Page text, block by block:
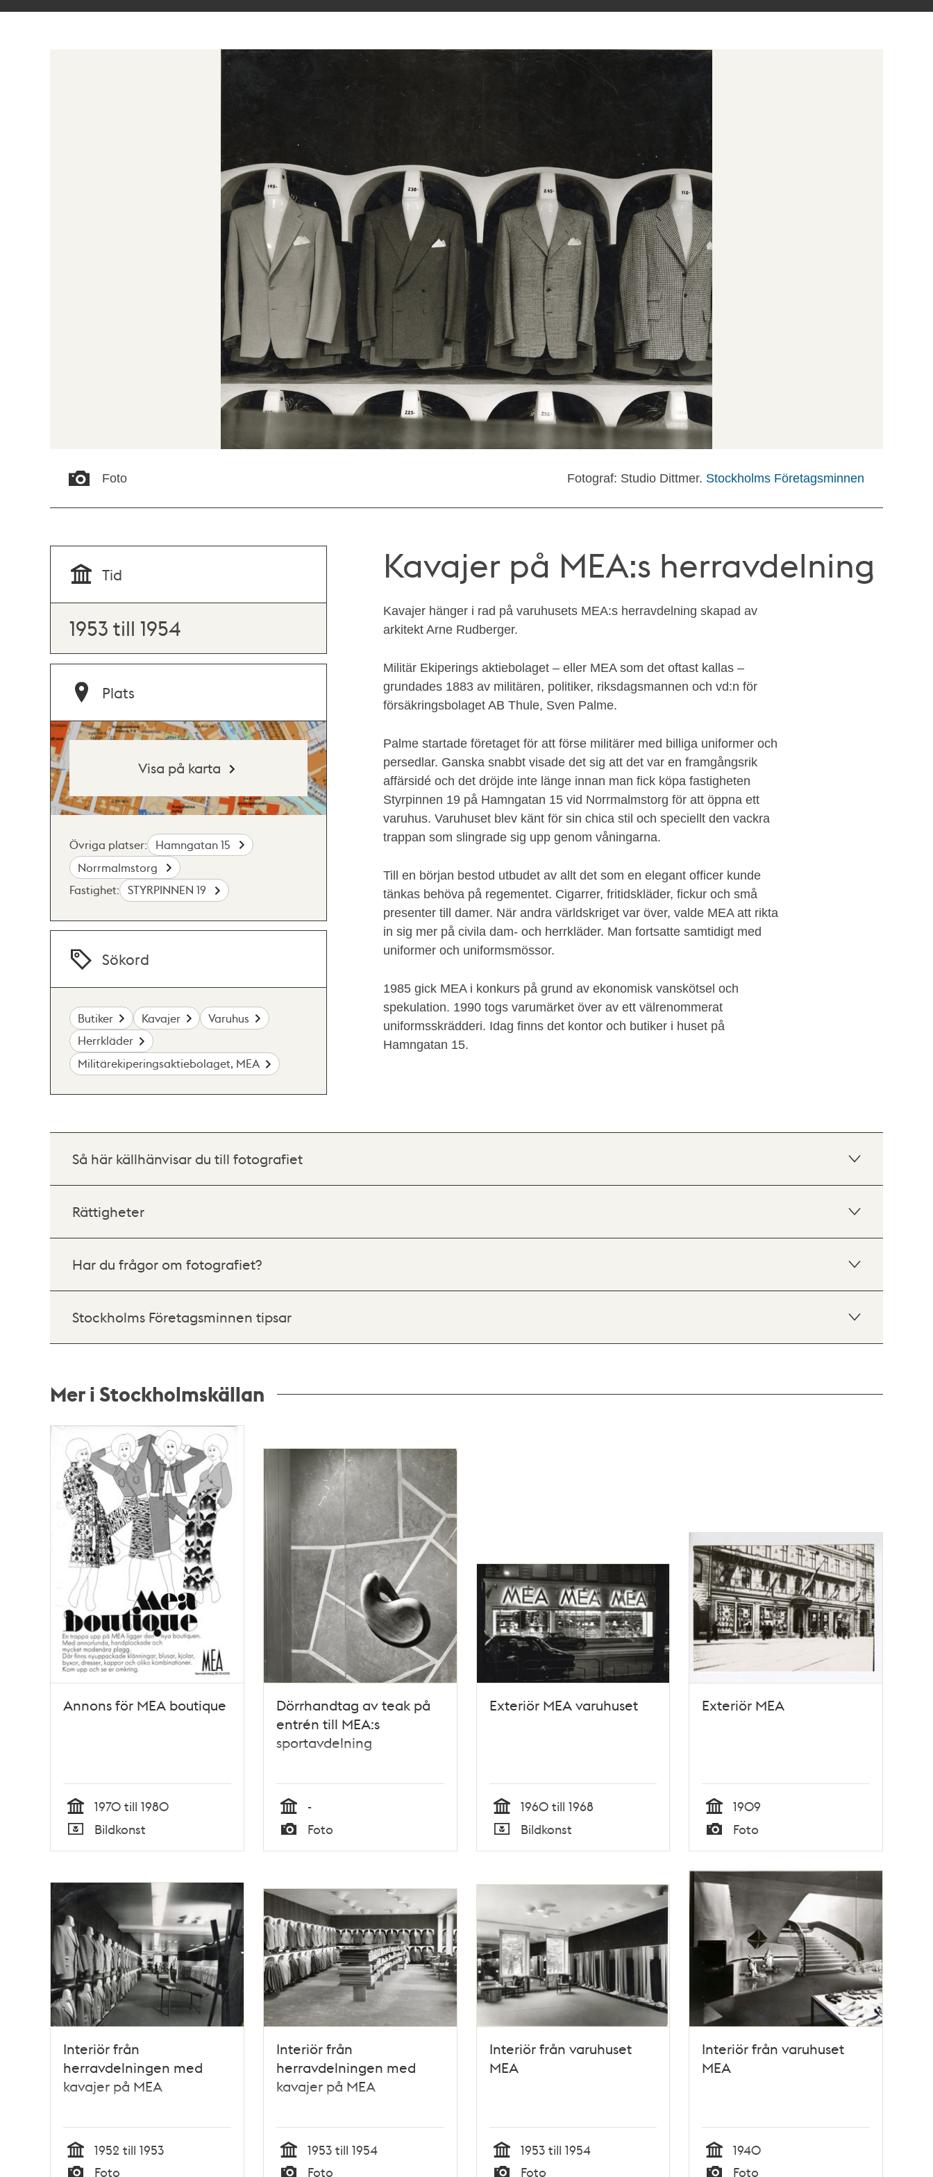
Foto Fotograf: Studio Dittmer. Stockholms Företagsminnen
Kavajer på MEA:s herravdelning
Kavajer hänger i rad på varuhusets MEA:s herravdelning skapad av
arkitekt Arne Rudberger.
Militär Ekiperings aktiebolaget – eller MEA som det oftast kallas –
grundades 1883 av militären, politiker, riksdagsmannen och vd:n för
försäkringsbolaget AB Thule, Sven Palme.
Palme startade företaget för att förse militärer med billiga uniformer och
persedlar. Ganska snabbt visade det sig att det var en framgångsrik
affärsidé och det dröjde inte länge innan man fick köpa fastigheten
Styrpinnen 19 på Hamngatan 15 vid Norrmalmstorg för att öppna ett
varuhus. Varuhuset blev känt för sin chica stil och speciellt den vackra
trappan som slingrade sig upp genom våningarna.
Till en början bestod utbudet av allt det som en elegant officer kunde
tänkas behöva på regementet. Cigarrer, fritidskläder, fickur och små
presenter till damer. När andra världskriget var över, valde MEA att rikta
in sig mer på civila dam- och herrkläder. Man fortsatte samtidigt med
uniformer och uniformsmössor.
1985 gick MEA i konkurs på grund av ekonomisk vanskötsel och
spekulation. 1990 togs varumärket över av ett välrenommerat
uniformsskrädderi. Idag finns det kontor och butiker i huset på
Hamngatan 15.
Tid
1953 till 1954
Plats
Visa på karta
Övriga platser:
Hamngatan 15
Norrmalmstorg
Fastighet:
STYRPINNEN 19
Sökord
Butiker Kavajer
Varuhus
Herrkläder
Militärekiperingsaktiebolaget, MEA
Så här källhänvisar du till fotografiet
Rättigheter
Har du frågor om fotografiet?
Stockholms Företagsminnen tipsar
Mer i Stockholmskällan
Relaterade
poster
och
teman
Annons för MEA boutique
Tid
1970 till 1980
Bildkonst
Dörrhandtag av teak på
entrén till MEA:s
sportavdelning
Tid
-
Foto
Exteriör MEA varuhuset
Tid
1960 till 1968
Bildkonst
Exteriör MEA
Tid
1909
Foto
Interiör från
herravdelningen med
kavajer på MEA
Tid
1952 till 1953
Foto
Interiör från
herravdelningen med
kavajer på MEA
Tid
1953 till 1954
Foto
Interiör från varuhuset
MEA
Tid
1953 till 1954
Foto
Interiör från varuhuset
MEA
Tid
1940
Foto